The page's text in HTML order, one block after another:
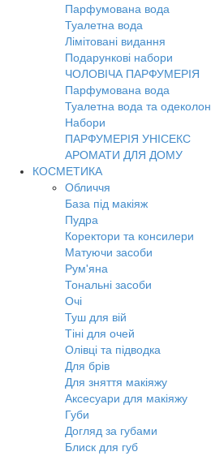
Парфумована вода
Туалетна вода
Лімітовані видання
Подарункові набори
ЧОЛОВІЧА ПАРФУМЕРІЯ
Парфумована вода
Туалетна вода та одеколон
Набори
ПАРФУМЕРІЯ УНІСЕКС
АРОМАТИ ДЛЯ ДОМУ
КОСМЕТИКА
Обличчя
База під макіяж
Пудра
Коректори та консилери
Матуючи засоби
Рум'яна
Тональні засоби
Очі
Туш для вій
Тіні для очей
Олівці та підводка
Для брів
Для зняття макіяжу
Аксесуари для макіяжу
Губи
Догляд за губами
Блиск для губ